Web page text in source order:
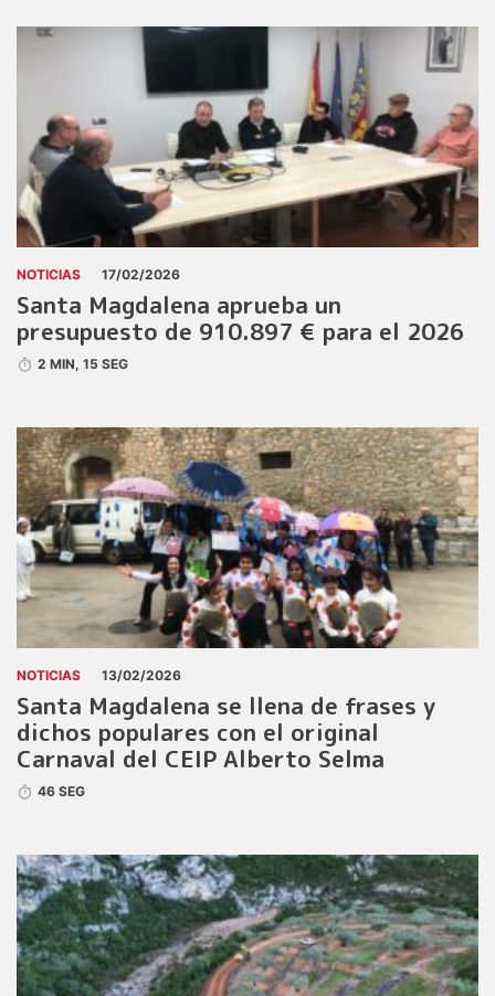
NOTICIAS 17/02/2026
Santa Magdalena aprueba un
presupuesto de 910.897 € para el 2026
2 MIN, 15 SEG
NOTICIAS 13/02/2026
Santa Magdalena se llena de frases y
dichos populares con el original
Carnaval del CEIP Alberto Selma
46 SEG